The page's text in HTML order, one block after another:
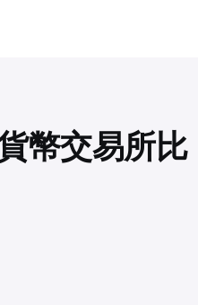
幣交易所比